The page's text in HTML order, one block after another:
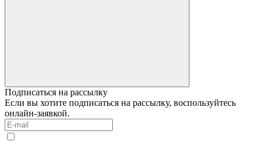
Подписаться на рассылку
Если вы хотите подписаться на рассылку, воспользуйтесь
онлайн-заявкой.